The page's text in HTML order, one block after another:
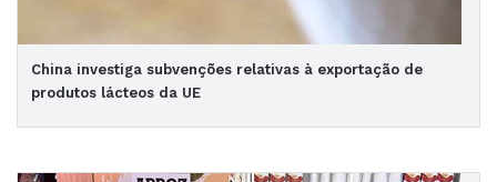
China investiga subvenções relativas à exportação de
produtos lácteos da UE